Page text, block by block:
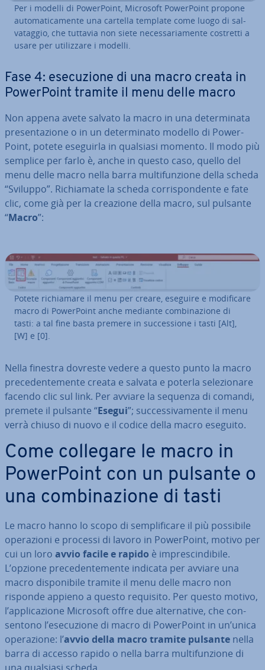
Per i modelli di Po­wer­Point, Microsoft Po­wer­Point propone
au­to­ma­ti­ca­men­te una cartella template come luogo di sal­
va­tag­gio, che tuttavia non siete ne­ces­sa­ria­men­te costretti a
usare per uti­liz­za­re i modelli.
Fase 4: ese­cu­zio­ne di una macro creata in
Po­wer­Point tramite il menu delle macro
Non appena avete salvato la macro in una de­ter­mi­na­ta
pre­sen­ta­zio­ne o in un de­ter­mi­na­to modello di Po­wer­
Point, potete eseguirla in qualsiasi momento. Il modo più
semplice per farlo è, anche in questo caso, quello del
menu delle macro nella barra mul­ti­fun­zio­ne della scheda
“Sviluppo”. Ri­chia­ma­te la scheda cor­ri­spon­den­te e fate
clic, come già per la creazione della macro, sul pulsante
“Macro”:
Potete ri­chia­ma­re il menu per creare, eseguire e mo­di­fi­ca­re
macro di Po­wer­Point anche mediante com­bi­na­zio­ne di
tasti: a tal fine basta premere in suc­ces­sio­ne i tasti [Alt],
[W] e [0].
Nella finestra dovreste vedere a questo punto la macro
pre­ce­den­te­men­te creata e salvata e poterla se­le­zio­na­re
facendo clic sul link. Per avviare la sequenza di comandi,
premete il pulsante “Esegui”; suc­ces­si­va­men­te il menu
verrà chiuso di nuovo e il codice della macro eseguito.
Come collegare le macro in
Po­wer­Point con un pulsante o
una com­bi­na­zio­ne di tasti
Le macro hanno lo scopo di sem­pli­fi­ca­re il più possibile
ope­ra­zio­ni e processi di lavoro in Po­wer­Point, motivo per
cui un loro avvio facile e rapido è im­pre­scin­di­bi­le.
L’opzione pre­ce­den­te­men­te indicata per avviare una
macro di­spo­ni­bi­le tramite il menu delle macro non
risponde appieno a questo requisito. Per questo motivo,
l’ap­pli­ca­zio­ne Microsoft offre due al­ter­na­ti­ve, che con­
sen­to­no l’ese­cu­zio­ne di macro di Po­wer­Point in un’unica
ope­ra­zio­ne: l’avvio della macro tramite pulsante nella
barra di accesso rapido o nella barra mul­ti­fun­zio­ne di